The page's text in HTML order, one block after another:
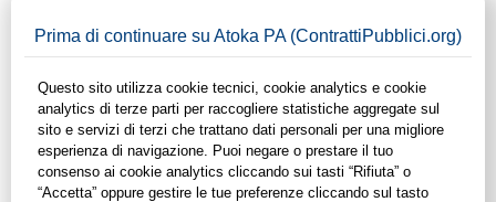
Sanità
In questa sezione del sito di ContrattiPubblici.org potrai avere
ad alcuni dei contratti presenti nella piattaforma stipulati
all'interno del Comune di Dresano in ambito Sanità. Grazie
alle funzionalità di ContrattiPubblici.org potrai monitorare la
scadenza dei contratti pubblici di tuo interesse e
programmare la tua attività commerciale con le Pubbliche